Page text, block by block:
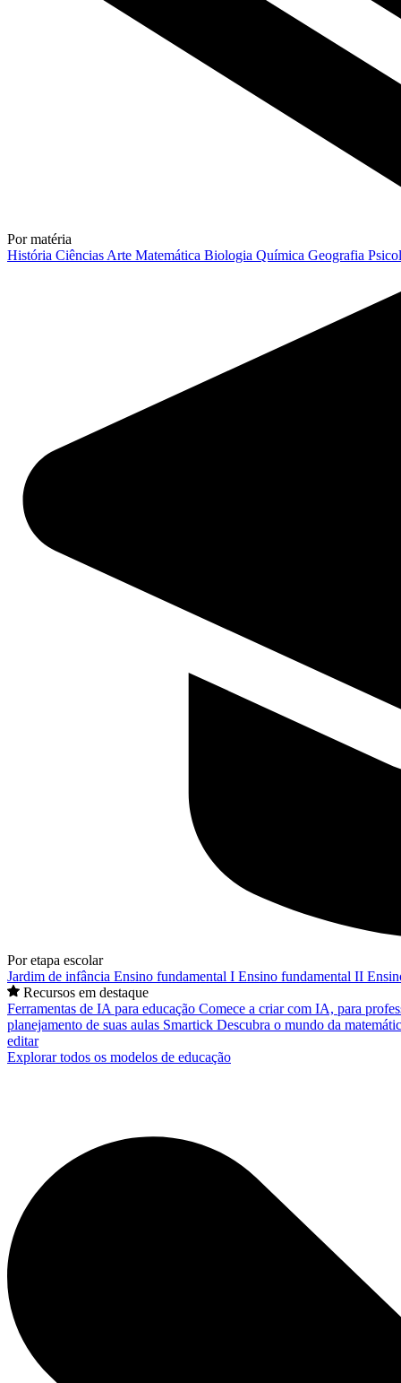
Por matéria
História Ciências Arte Matemática Biologia Química Geografia
Por etapa escolar
Jardim de infância Ensino fundamental I Ensino fundamental II
Recursos em destaque
Ferramentas de IA para educação Comece a criar com IA, para
planejamento de suas aulas Smartick Descubra o mundo da
editar
Explorar todos os modelos de educação